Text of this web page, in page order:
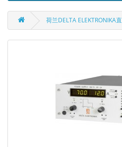
荷兰DELTA ELEKTRONIKA